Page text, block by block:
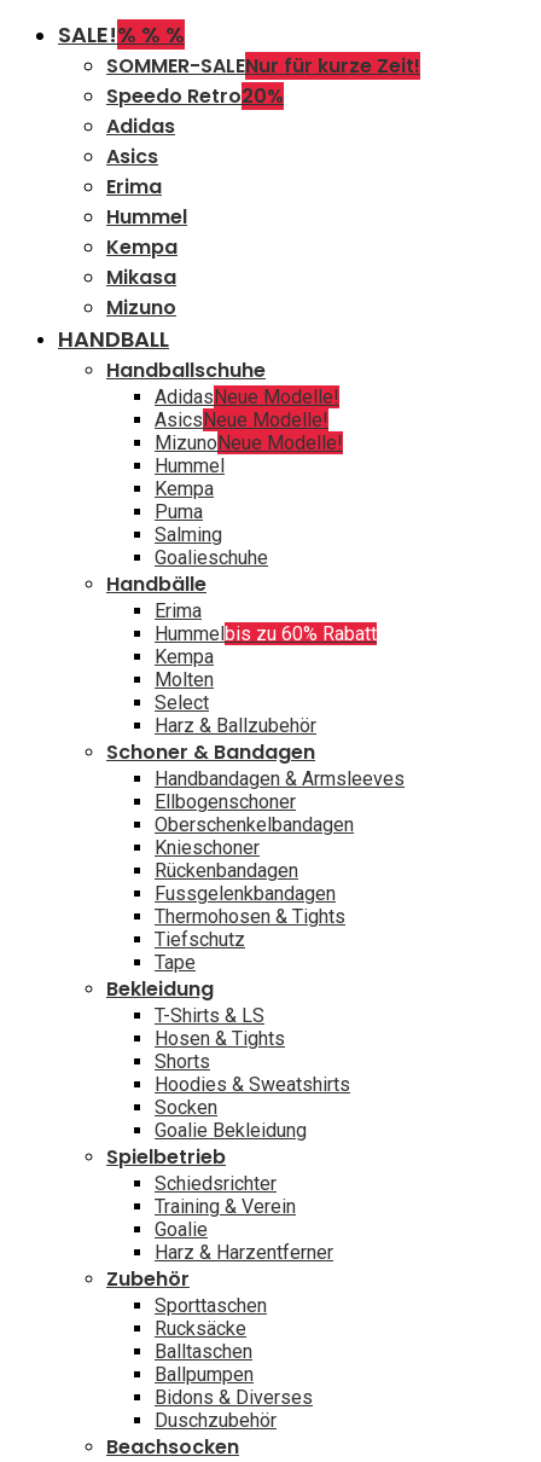
SALE!% % %
SOMMER-SALENur für kurze Zeit!
Speedo Retro20%
Adidas
Asics
Erima
Hummel
Kempa
Mikasa
Mizuno
HANDBALL
Handballschuhe
AdidasNeue Modelle!
AsicsNeue Modelle!
MizunoNeue Modelle!
Hummel
Kempa
Puma
Salming
Goalieschuhe
Handbälle
Erima
Hummelbis zu 60% Rabatt
Kempa
Molten
Select
Harz & Ballzubehör
Schoner & Bandagen
Handbandagen & Armsleeves
Ellbogenschoner
Oberschenkelbandagen
Knieschoner
Rückenbandagen
Fussgelenkbandagen
Thermohosen & Tights
Tiefschutz
Tape
Bekleidung
T-Shirts & LS
Hosen & Tights
Shorts
Hoodies & Sweatshirts
Socken
Goalie Bekleidung
Spielbetrieb
Schiedsrichter
Training & Verein
Goalie
Harz & Harzentferner
Zubehör
Sporttaschen
Rucksäcke
Balltaschen
Ballpumpen
Bidons & Diverses
Duschzubehör
Beachsocken